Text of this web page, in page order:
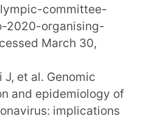
committee-
2020-organising-
March 30,
J, et al. Genomic
and epidemiology of
implications